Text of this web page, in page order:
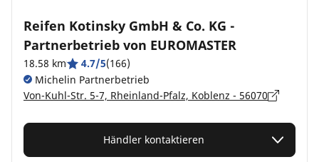
Reifen Kotinsky GmbH & Co. KG -
Partnerbetrieb von EUROMASTER
18.58 km 4.7/5(166)
Michelin Partnerbetrieb
Von-Kuhl-Str. 5-7, Rheinland-Pfalz, Koblenz - 56070
Händler kontaktieren